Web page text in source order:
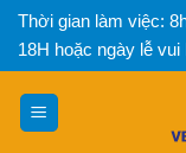
Bỏ
qua
nội
dung
Thời gian làm việc:
18H hoặc ngày lễ